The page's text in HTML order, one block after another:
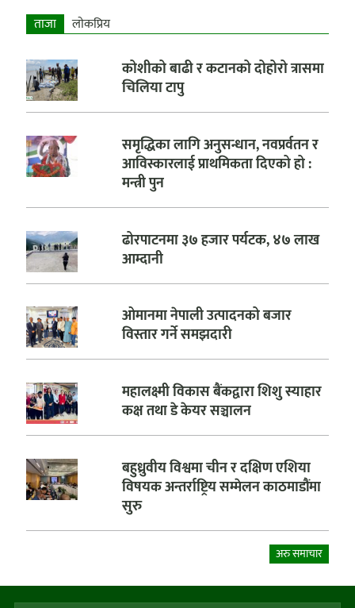
ताजा लाेकप्रिय
कोशीको बाढी र कटानको दोहोरो त्रासमा
चिलिया टापु
समृद्धिका लागि अनुसन्धान, नवप्रर्वतन र
आविस्कारलाई प्राथमिकता दिएको हो :
मन्त्री पुन
ढोरपाटनमा ३७ हजार पर्यटक, ४७ लाख
आम्दानी
ओमानमा नेपाली उत्पादनको बजार
विस्तार गर्ने समझदारी
महालक्ष्मी विकास बैंकद्वारा शिशु स्याहार
कक्ष तथा डे केयर सञ्चालन
बहुध्रुवीय विश्वमा चीन र दक्षिण एशिया
विषयक अन्तर्राष्ट्रिय सम्मेलन काठमाडौंमा
सुरु
अरु समाचार